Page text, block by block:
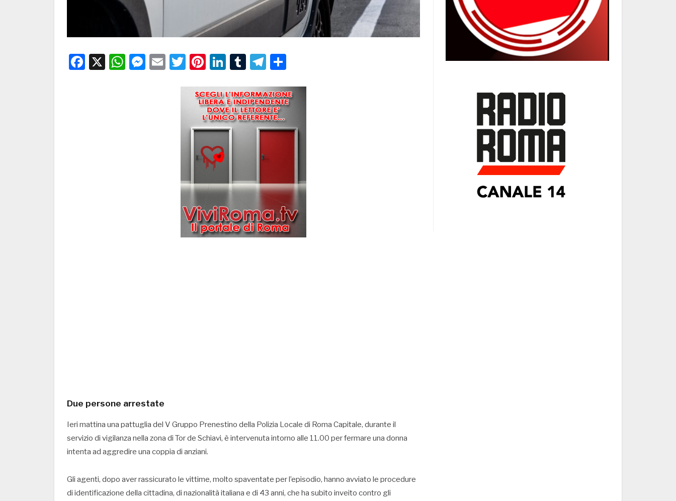
Facebook
X WhatsApp
Messenger
EmailTwitter
Pinterest
LinkedIn
TumblrTelegram
Due persone arrestate
Ieri mattina una pattuglia del V Gruppo Prenestino della Polizia Locale di Roma Capitale, durante il
servizio di vigilanza nella zona di Tor de Schiavi, è intervenuta intorno alle 11.00 per fermare una donna
intenta ad aggredire una coppia di anziani.
Gli agenti, dopo aver rassicurato le vittime, molto spaventate per l’episodio, hanno avviato le procedure
di identificazione della cittadina, di nazionalità italiana e di 43 anni, che ha subito inveito contro gli